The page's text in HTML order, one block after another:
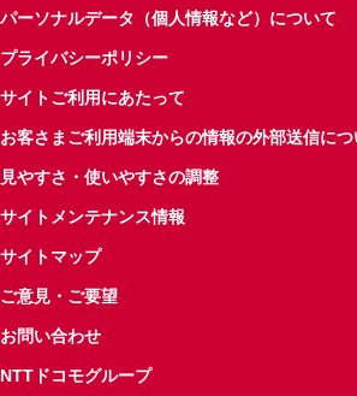
パーソナルデータ（個人情報など）について
プライバシーポリシー
サイトご利用にあたって
お客さまご利用端末からの情報の外部送信につ
見やすさ・使いやすさの調整
サイトメンテナンス情報
サイトマップ
ご意見・ご要望
お問い合わせ
NTTドコモグループ